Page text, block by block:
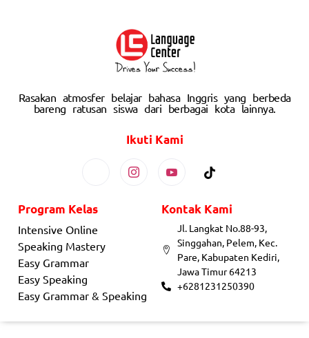
Rasakan atmosfer belajar bahasa Inggris yang berbeda
bareng ratusan siswa dari berbagai kota lainnya.
Ikuti Kami
Program Kelas
Intensive Online
Speaking Mastery
Easy Grammar
Easy Speaking
Easy Grammar & Speaking
Kontak Kami
Jl. Langkat No.88-93,
Singgahan, Pelem, Kec.
Pare, Kabupaten Kediri,
Jawa Timur 64213
+6281231250390